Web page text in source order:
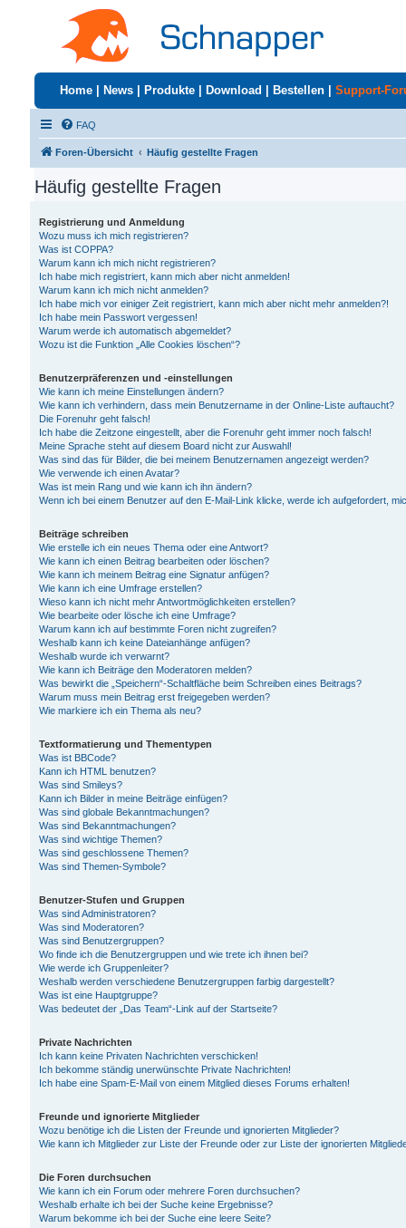
Home News Produkte Download Bestellen Support-
FAQ
Foren-Übersicht Häufig gestellte Fragen
Häufig gestellte Fragen
Registrierung und Anmeldung
Wozu muss ich mich registrieren?
Was ist COPPA?
Warum kann ich mich nicht registrieren?
Ich habe mich registriert, kann mich aber nicht anmelden!
Warum kann ich mich nicht anmelden?
Ich habe mich vor einiger Zeit registriert, kann mich aber nicht mehr anmelden?!
Ich habe mein Passwort vergessen!
Warum werde ich automatisch abgemeldet?
Wozu ist die Funktion „Alle Cookies löschen“?
Benutzerpräferenzen und -einstellungen
Wie kann ich meine Einstellungen ändern?
Wie kann ich verhindern, dass mein Benutzername in der Online-Liste auftaucht?
Die Forenuhr geht falsch!
Ich habe die Zeitzone eingestellt, aber die Forenuhr geht immer noch falsch!
Meine Sprache steht auf diesem Board nicht zur Auswahl!
Was sind das für Bilder, die bei meinem Benutzernamen angezeigt werden?
Wie verwende ich einen Avatar?
Was ist mein Rang und wie kann ich ihn ändern?
Wenn ich bei einem Benutzer auf den E-Mail-Link klicke, werde ich aufgefordert,
Beiträge schreiben
Wie erstelle ich ein neues Thema oder eine Antwort?
Wie kann ich einen Beitrag bearbeiten oder löschen?
Wie kann ich meinem Beitrag eine Signatur anfügen?
Wie kann ich eine Umfrage erstellen?
Wieso kann ich nicht mehr Antwortmöglichkeiten erstellen?
Wie bearbeite oder lösche ich eine Umfrage?
Warum kann ich auf bestimmte Foren nicht zugreifen?
Weshalb kann ich keine Dateianhänge anfügen?
Weshalb wurde ich verwarnt?
Wie kann ich Beiträge den Moderatoren melden?
Was bewirkt die „Speichern“-Schaltfläche beim Schreiben eines Beitrags?
Warum muss mein Beitrag erst freigegeben werden?
Wie markiere ich ein Thema als neu?
Textformatierung und Thementypen
Was ist BBCode?
Kann ich HTML benutzen?
Was sind Smileys?
Kann ich Bilder in meine Beiträge einfügen?
Was sind globale Bekanntmachungen?
Was sind Bekanntmachungen?
Was sind wichtige Themen?
Was sind geschlossene Themen?
Was sind Themen-Symbole?
Benutzer-Stufen und Gruppen
Was sind Administratoren?
Was sind Moderatoren?
Was sind Benutzergruppen?
Wo finde ich die Benutzergruppen und wie trete ich ihnen bei?
Wie werde ich Gruppenleiter?
Weshalb werden verschiedene Benutzergruppen farbig dargestellt?
Was ist eine Hauptgruppe?
Was bedeutet der „Das Team“-Link auf der Startseite?
Private Nachrichten
Ich kann keine Privaten Nachrichten verschicken!
Ich bekomme ständig unerwünschte Private Nachrichten!
Ich habe eine Spam-E-Mail von einem Mitglied dieses Forums erhalten!
Freunde und ignorierte Mitglieder
Wozu benötige ich die Listen der Freunde und ignorierten Mitglieder?
Wie kann ich Mitglieder zur Liste der Freunde oder zur Liste der ignorierten
Die Foren durchsuchen
Wie kann ich ein Forum oder mehrere Foren durchsuchen?
Weshalb erhalte ich bei der Suche keine Ergebnisse?
Warum bekomme ich bei der Suche eine leere Seite?